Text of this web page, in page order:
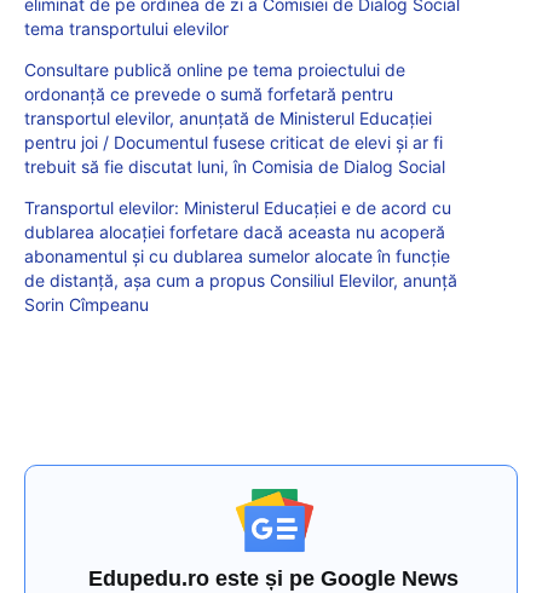
eliminat de pe ordinea de zi a Comisiei de Dialog Social
tema transportului elevilor
Consultare publică online pe tema proiectului de
ordonanță ce prevede o sumă forfetară pentru
transportul elevilor, anunțată de Ministerul Educației
pentru joi / Documentul fusese criticat de elevi și ar fi
trebuit să fie discutat luni, în Comisia de Dialog Social
Transportul elevilor: Ministerul Educației e de acord cu
dublarea alocației forfetare dacă aceasta nu acoperă
abonamentul și cu dublarea sumelor alocate în funcție
de distanță, așa cum a propus Consiliul Elevilor, anunță
Sorin Cîmpeanu
Edupedu.ro este și pe Google News